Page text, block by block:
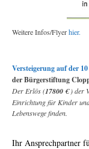
Weitere Infos/Flyerhier.
Versteigerung auf der
der Bürgerstiftung
Der Erlös (17800 €) der
Einrichtung für Kinder
Lebenswege finden.
Ihr Ansprechpartner